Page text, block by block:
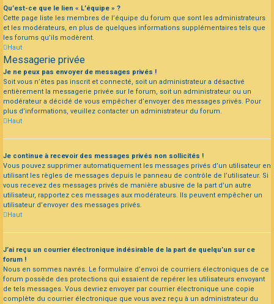
Qu’est-ce que le lien « L’équipe » ?
Cette page liste les membres de l’équipe du forum que sont les administrateurs
et les modérateurs, en plus de quelques informations supplémentaires tels que
les forums qu’ils modèrent.
Haut
Messagerie privée
Je ne peux pas envoyer de messages privés !
Soit vous n’êtes pas inscrit et connecté, soit un administrateur a désactivé
entièrement la messagerie privée sur le forum, soit un administrateur ou un
modérateur a décidé de vous empêcher d’envoyer des messages privés. Pour
plus d’informations, veuillez contacter un administrateur du forum.
Haut
Je continue à recevoir des messages privés non sollicités !
Vous pouvez supprimer automatiquement les messages privés d’un utilisateur en
utilisant les règles de messages depuis le panneau de contrôle de l’utilisateur. Si
vous recevez des messages privés de manière abusive de la part d’un autre
utilisateur, rapportez ces messages aux modérateurs. Ils peuvent empêcher un
utilisateur d’envoyer des messages privés.
Haut
J’ai reçu un courrier électronique indésirable de la part de quelqu’un sur ce
forum !
Nous en sommes navrés. Le formulaire d’envoi de courriers électroniques de ce
forum possède des protections qui essaient de repérer les utilisateurs envoyant
de tels messages. Vous devriez envoyer par courrier électronique une copie
complète du courrier électronique que vous avez reçu à un administrateur du